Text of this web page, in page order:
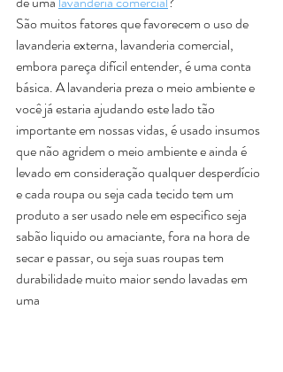
São muitos fatores que favorecem o uso de
lavanderia externa, lavanderia comercial,
embora pareça difícil entender, é uma conta
básica. A lavanderia preza o meio ambiente e
você já estaria ajudando este lado tão
importante em nossas vidas, é usado insumos
que não agridem o meio ambiente e ainda é
levado em consideração qualquer desperdício
e cada roupa ou seja cada tecido tem um
produto a ser usado nele em especifico seja
sabão liquido ou amaciante, fora na hora de
secar e passar, ou seja suas roupas tem
durabilidade muito maior sendo lavadas em
uma